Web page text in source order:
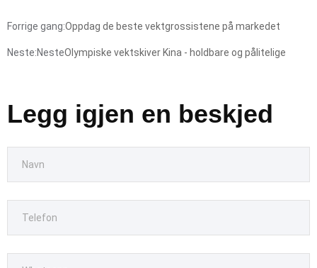
Forrige gang:Oppdag de beste vektgrossistene på markedet
Neste:NesteOlympiske vektskiver Kina - holdbare og pålitelige
Legg igjen en beskjed